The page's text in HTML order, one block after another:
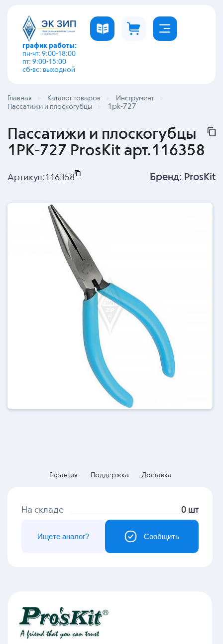
график работы:
пн-чт: 9:00-18:00
пт: 9:00-15:00
сб-вс: выходной
Главная Каталог товаров
Инструмент
Пассатижи и плоскогубцы
1pk-727
Пассатижи и плоскогубцы
1PK-727 ProsKit арт.116358
Артикул:116358 Бренд: ProsKit
Гарантия Поддержка Доставка
На складе 0 шт
Сообщить
Ищете аналог?